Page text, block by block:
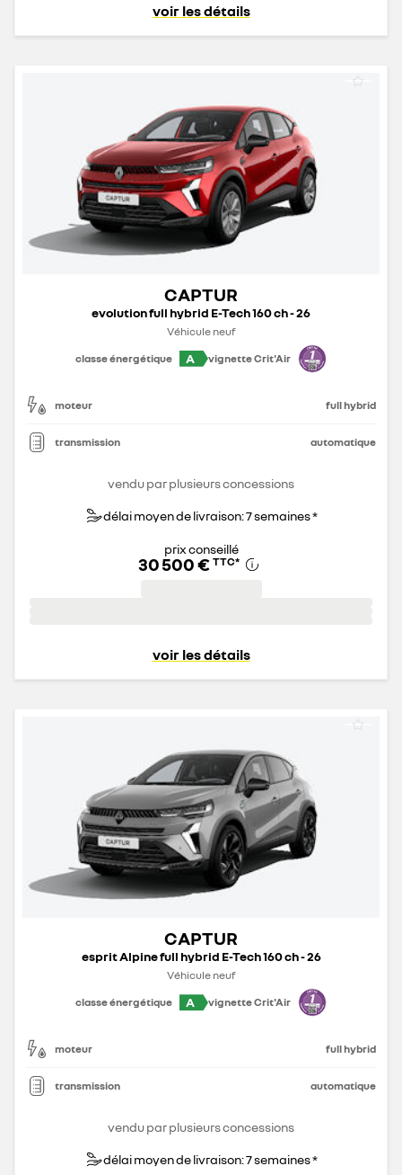
voir les détails
CAPTUR
evolution full hybrid E-Tech 160 ch - 26
Véhicule neuf
classe énergétique
A vignette Crit'Air
moteur full hybrid
transmission automatique
vendu par plusieurs concessions
délai moyen de livraison: 7 semaines *
prix conseillé
30 500 € TTC*
voir les détails
CAPTUR
esprit Alpine full hybrid E-Tech 160 ch - 26
Véhicule neuf
classe énergétique
A vignette Crit'Air
moteur full hybrid
transmission automatique
vendu par plusieurs concessions
délai moyen de livraison: 7 semaines *